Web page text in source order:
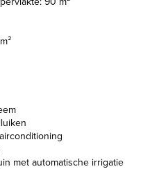
met automatische irrigatie